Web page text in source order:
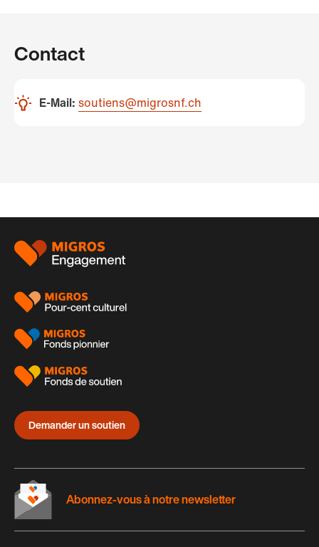
Contact
E-Mail: soutiens@migrosnf.ch
Pied
page
Demander un soutien
Abonnez-vous à notre newsletter